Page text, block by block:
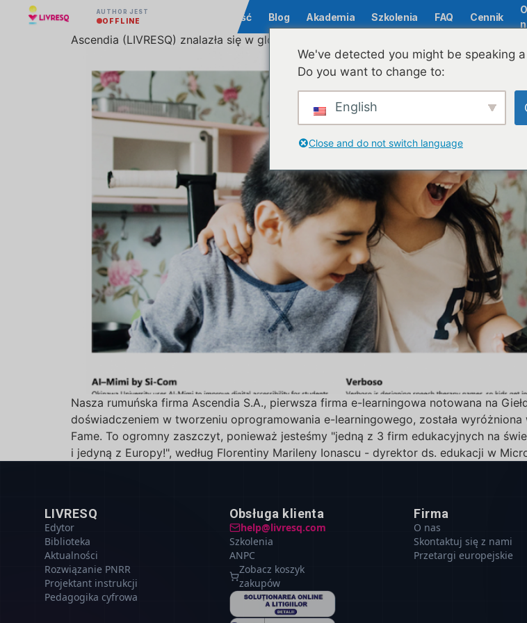
AUTHOR JEST
OFFLINE Społeczność Blog Akademia Szkolenia FAQ Cennik
O
Ascendia (LIVRESQ) znalazła się w globalnej galerii sław Microsoft AI for Accessibility
Nasza rumuńska firma Ascendia S.A., pierwsza firma e-learningowa notowana na
doświadczeniem w tworzeniu oprogramowania e-learningowego, została
Fame. To ogromny zaszczyt, ponieważ jesteśmy "jedną z 3 firm edukacyjnych na
i jedyną z Europy!", według Florentiny Marileny Ionascu - dyrektor ds. edukacji w
LIVRESQ
Edytor
Biblioteka
Aktualności
Rozwiązanie PNRR
Projektant instrukcji
Pedagogika cyfrowa
Obsługa klienta
help@livresq.com
Szkolenia
ANPC
Zobacz koszyk
zakupów
Firma
O nas
Skontaktuj się z nami
Przetargi europejskie
We've detected you might be speaking
Do you want to change to:
English
Close and do not switch language